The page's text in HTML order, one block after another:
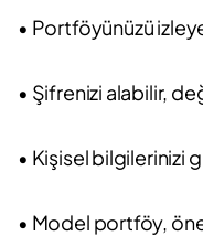
• Portföyünüzü
• Şifrenizi alabilir,
• Kişisel bilgilerinizi
• Model portföy,